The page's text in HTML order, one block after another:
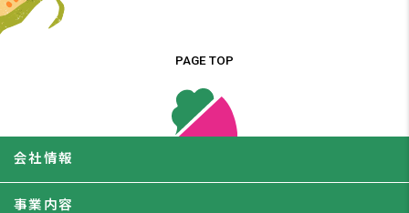
PAGE TOP
会社情報
事業内容